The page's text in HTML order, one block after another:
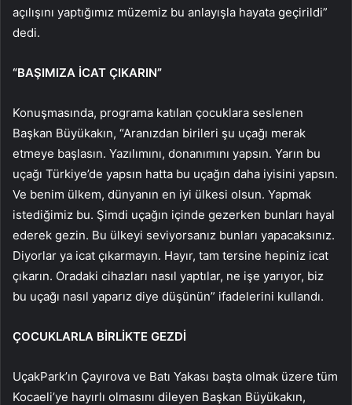
açılışını yaptığımız müzemiz bu anlayışla hayata geçirildi”
dedi.
“BAŞIMIZA İCAT ÇIKARIN”
Konuşmasında, programa katılan çocuklara seslenen
Başkan Büyükakın, “Aranızdan birileri şu uçağı merak
etmeye başlasın. Yazılımını, donanımını yapsın. Yarın bu
uçağı Türkiye’de yapsın hatta bu uçağın daha iyisini yapsın.
Ve benim ülkem, dünyanın en iyi ülkesi olsun. Yapmak
istediğimiz bu. Şimdi uçağın içinde gezerken bunları hayal
ederek gezin. Bu ülkeyi seviyorsanız bunları yapacaksınız.
Diyorlar ya icat çıkarmayın. Hayır, tam tersine hepiniz icat
çıkarın. Oradaki cihazları nasıl yaptılar, ne işe yarıyor, biz
bu uçağı nasıl yaparız diye düşünün” ifadelerini kullandı.
ÇOCUKLARLA BİRLİKTE GEZDİ
UçakPark’ın Çayırova ve Batı Yakası başta olmak üzere tüm
Kocaeli’ye hayırlı olmasını dileyen Başkan Büyükakın,